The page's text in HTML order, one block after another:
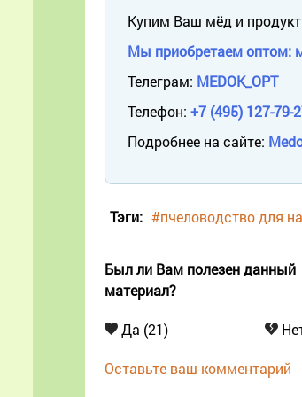
Купим Ваш мёд и
Мы приобретаем оптом:
Телеграм: MEDOK_OPT
Телефон: +7 (495) 127-79-
Подробнее на сайте:
Тэги: #пчеловодство для
Был ли Вам полезен данный
материал?
Да (21)
Оставьте ваш комментарий